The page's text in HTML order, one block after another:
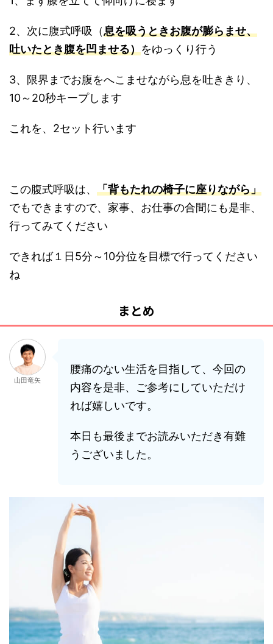
2、次に腹式呼吸（息を吸うときお腹が膨らませ、
吐いたとき腹を凹ませる）をゆっくり行う
3、限界までお腹をへこませながら息を吐ききり、
10～20秒キープします
これを、2セット行います
この腹式呼吸は、 「背もたれの椅子に座りながら」
でもできますので、家事、お仕事の合間にも是非、
行ってみてください
できれば１日5分～10分位を目標で行ってください
ね
まとめ
山田竜矢
腰痛のない生活を目指して、今回の
内容を是非、ご参考にしていただけ
れば嬉しいです。
本日も最後までお読みいただき有難
うございました。